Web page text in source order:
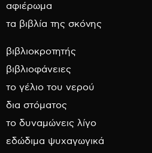
αφιέρωμα
τα βιβλία της σκόνης
βιβλιοκροτητής
βιβλιοφάνειες
το γέλιο του νερού
δια στόματος
το δυναμώνεις λίγο
εδώδιμα ψυχαγωγικά